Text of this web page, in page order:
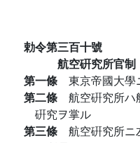
勅令第三百十號
航空硏究所官制
第一條 東京帝國大學
第二條 航空硏究所ハ
硏究ヲ掌ル
第三條 航空硏究所ニ